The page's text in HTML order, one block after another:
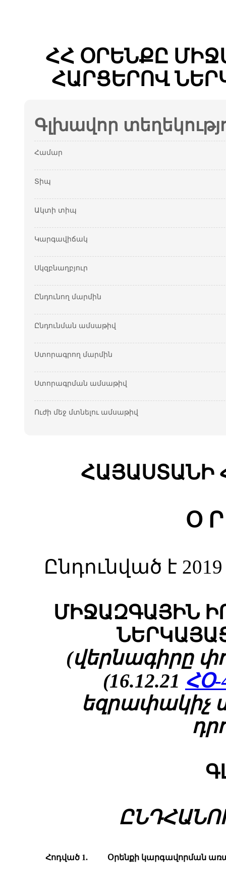
ՀՀ ՕՐԵՆՔԸ
ՀԱՐՑԵՐՈՎ
Գլխավոր
Համար
Տիպ
Ակտի տիպ
Կարգավիճակ
Սկզբնաղբյուր
Ընդունող մարմին
Ընդունման ամսաթիվ
Ստորագրող մարմին
Ստորագրման ամսաթիվ
Ուժի մեջ մտնելու ամսաթիվ
ՀԱՅԱՍՏԱՆԻ
Օ
Ընդունված է
ՄԻՋԱԶԳԱՅԻՆ
(վերնագիրը
(16.12.21 ՀՕ-
եզրափակիչ
Հոդված 1. Օրենքի կարգավորման